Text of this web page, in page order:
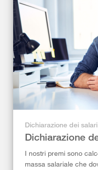
Dichiarazione dei salari
Dichiarazione
I nostri premi sono
massa salariale che